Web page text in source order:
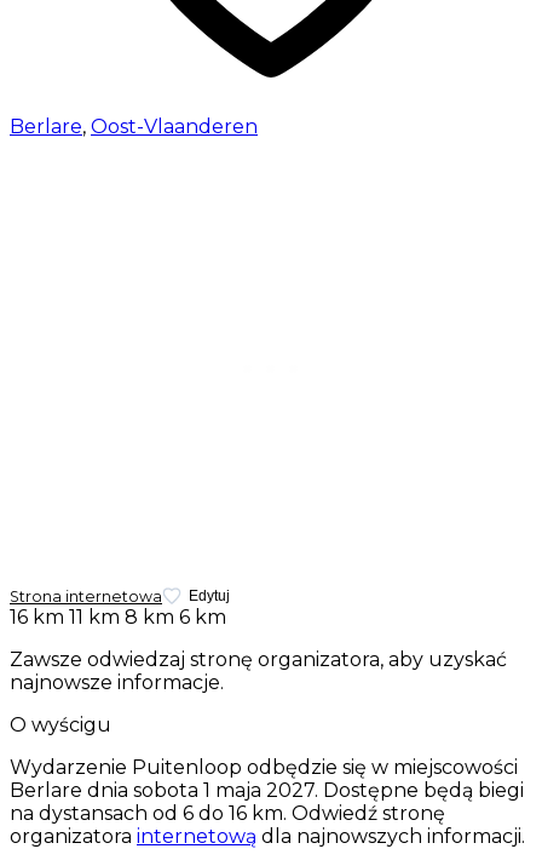
Berlare, Oost-Vlaanderen
Strona internetowa Edytuj
16 km 11 km 8 km 6 km
Zawsze odwiedzaj stronę organizatora, aby uzyskać
najnowsze informacje.
O wyścigu
Wydarzenie Puitenloop odbędzie się w miejscowości
Berlare dnia sobota 1 maja 2027. Dostępne będą biegi
na dystansach od 6 do 16 km. Odwiedź stronę
organizatora internetową dla najnowszych informacji.